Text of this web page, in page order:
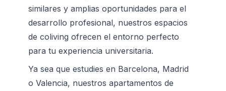
similares y amplias oportunidades para el
desarrollo profesional, nuestros espacios
de coliving ofrecen el entorno perfecto
para tu experiencia universitaria.
Ya sea que estudies en Barcelona, Madrid
o Valencia, nuestros apartamentos de